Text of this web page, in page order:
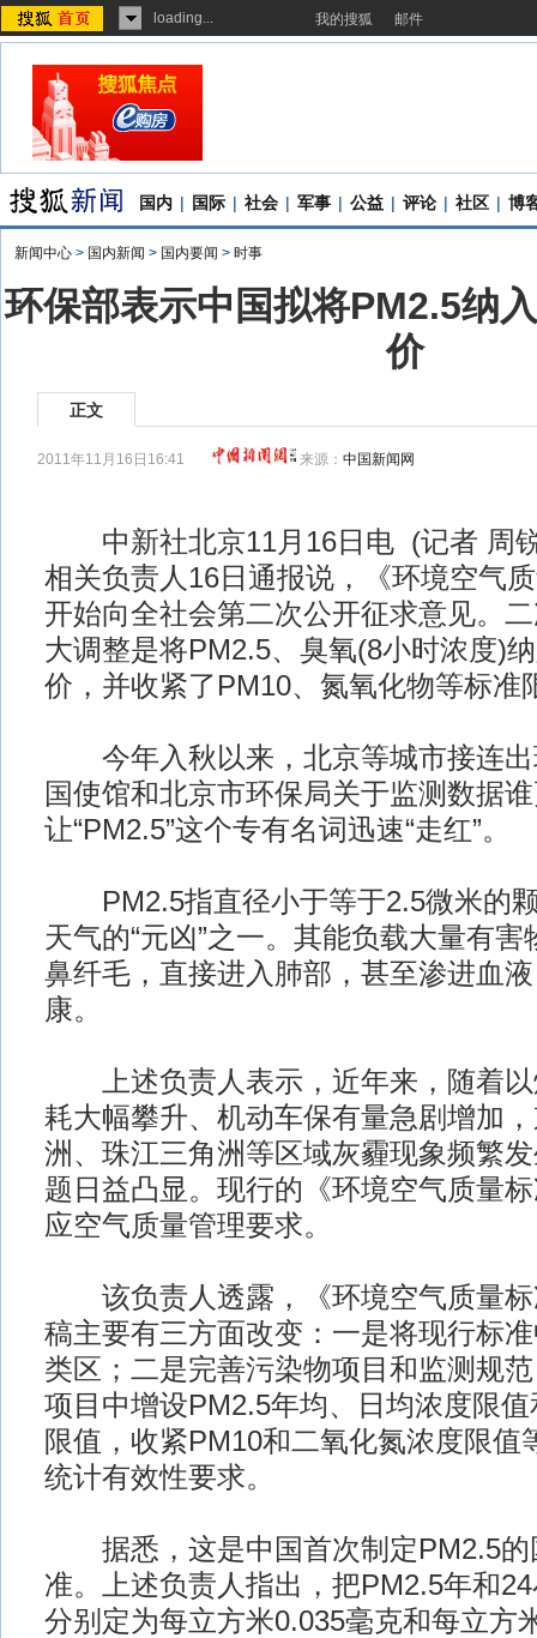
loading... 我的搜狐 邮件
国内 | 国际 | 社会 | 军事 | 公益 | 评论 | 社区 | 博
新闻中心 > 国内新闻 > 国内要闻 > 时事
环保部表示中国拟将PM2.5纳
价
正文
2011年11月16日16:41 来源： 中国新闻网
中新社北京11月16日电 (记者 周
相关负责人16日通报说，《环境空气
开始向全社会第二次公开征求意见。
大调整是将PM2.5、臭氧(8小时浓度)
价，并收紧了PM10、氮氧化物等标准
今年入秋以来，北京等城市接连出
国使馆和北京市环保局关于监测数据
让“PM2.5”这个专有名词迅速“走红”。
PM2.5指直径小于等于2.5微米的
天气的“元凶”之一。其能负载大量有
鼻纤毛，直接进入肺部，甚至渗进血
康。
上述负责人表示，近年来，随着以
耗大幅攀升、机动车保有量急剧增加
洲、珠江三角洲等区域灰霾现象频繁
题日益凸显。现行的《环境空气质量
应空气质量管理要求。
该负责人透露，《环境空气质量标
稿主要有三方面改变：一是将现行标
类区；二是完善污染物项目和监测规
项目中增设PM2.5年均、日均浓度限
限值，收紧PM10和二氧化氮浓度限值
统计有效性要求。
据悉，这是中国首次制定PM2.5的
准。上述负责人指出，把PM2.5年和
分别定为每立方米0.035毫克和每立方